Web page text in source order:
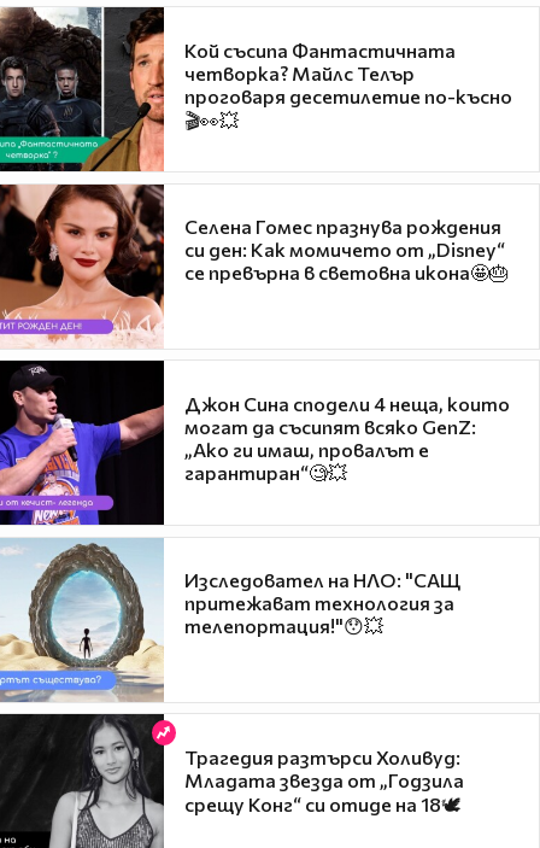
Кой съсипа Фантастичната
четворка? Майлс Телър
проговаря десетилетие по-късно
🎬👀💥
Селена Гомес празнува рождения
си ден: Как момичето от „Disney“
се превърна в световна икона🤩🎂
Джон Сина сподели 4 неща, които
могат да съсипят всяко GenZ:
„Ако ги имаш, провалът е
гарантиран“🧐💥
Изследовател на НЛО: "САЩ
притежават технология за
телепортация!"😯💥
Трагедия разтърси Холивуд:
Младата звезда от „Годзила
срещу Конг“ си отиде на 18🕊️